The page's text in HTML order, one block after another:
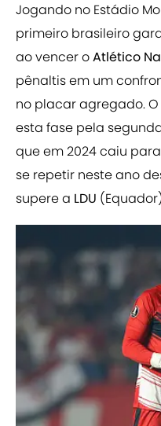
Jogando no Estádio
primeiro brasileiro
ao vencer oAtlético
pênaltis em um
no placar agregado.
esta fase pela
que em 2024 caiu
se repetir neste ano
supere a LDU